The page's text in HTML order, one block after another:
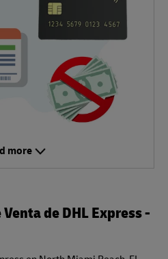
more
de DHL Express -